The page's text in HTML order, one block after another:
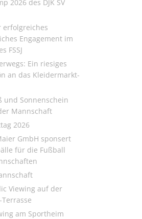
2026 des DJK SV
erfolgreiches
Engagement im
FSSJ
Ein riesiges
an das Kleidermarkt-
und Sonnenschein
Mannschaft
2026
GmbH sponsert
für die Fußball
Viewing auf der
am Sportheim